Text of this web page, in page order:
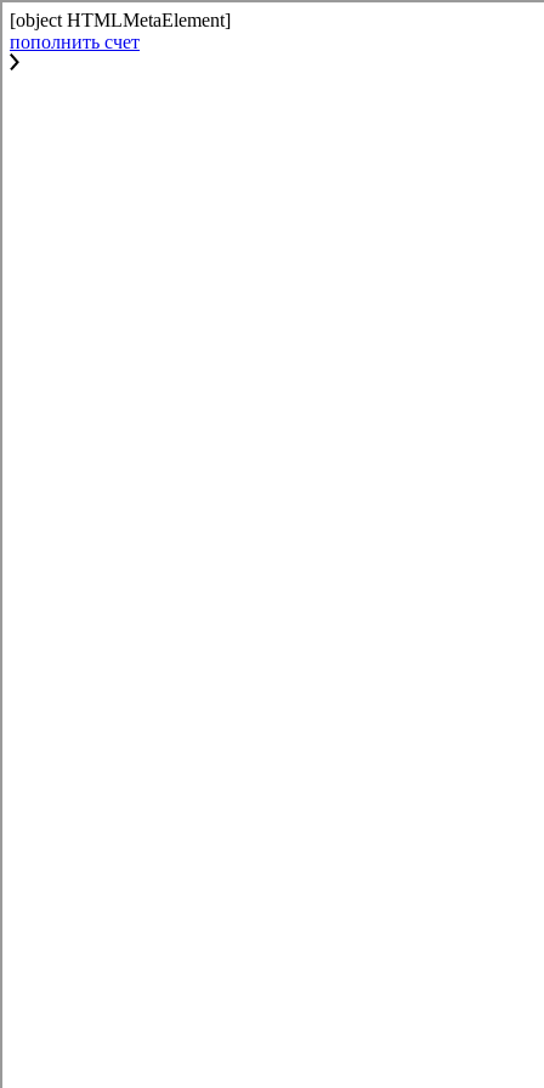
[object HTMLMetaElement]
пополнить счет